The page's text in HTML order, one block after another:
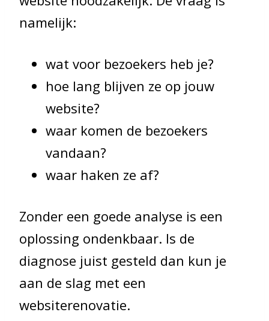
namelijk:
wat voor bezoekers heb je?
hoe lang blijven ze op jouw
website?
waar komen de bezoekers
vandaan?
waar haken ze af?
Zonder een goede analyse is een
oplossing ondenkbaar. Is de
diagnose juist gesteld dan kun je
aan de slag met een
websiterenovatie.